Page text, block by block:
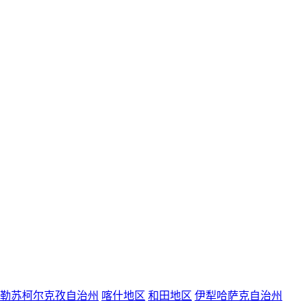
苏柯尔克孜自治州 喀什地区 和田地区 伊犁哈萨克自治州